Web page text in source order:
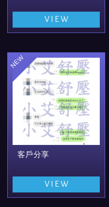
VIEW
客戶分享
VIEW